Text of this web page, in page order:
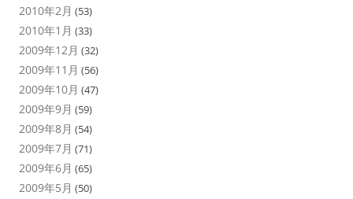
2010年2月 (53)
2010年1月 (33)
2009年12月 (32)
2009年11月 (56)
2009年10月 (47)
2009年9月 (59)
2009年8月 (54)
2009年7月 (71)
2009年6月 (65)
2009年5月 (50)